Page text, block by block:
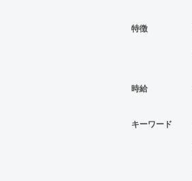
特徴
時給
キーワード